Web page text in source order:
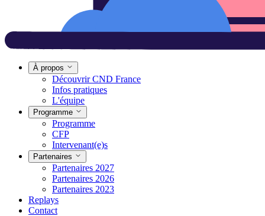
À propos
Découvrir CND France
Infos pratiques
L'équipe
Programme
Programme
CFP
Intervenant(e)s
Partenaires
Partenaires 2027
Partenaires 2026
Partenaires 2023
Replays
Contact